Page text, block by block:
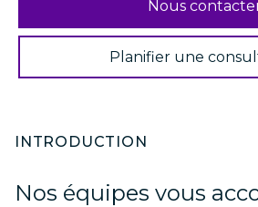
Nous
Planifier une
INTRODUCTION
Nos équipes vous